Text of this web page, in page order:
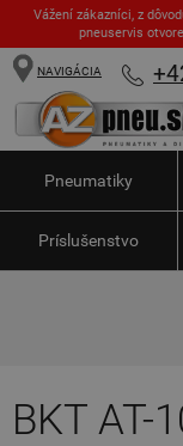
Vážení zákazníci, z
pneuservis
NAVIGÁCIA
Pneumatiky
Príslušenstvo
BKT AT-